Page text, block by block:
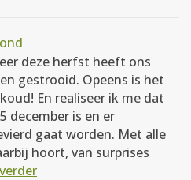
deze herfst heeft ons
gestrooid. Opeens is het
En realiseer ik me dat
december is en er
gaat worden. Met alle
hoort, van surprises